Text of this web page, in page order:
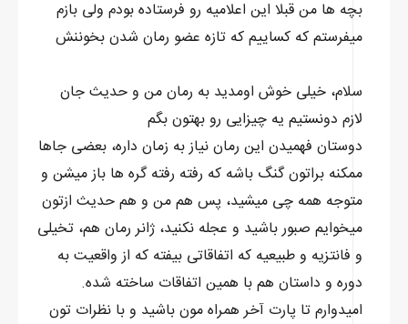
بچه ها من قبلا این اعلامیه رو فرستاده بودم ولی بازم
میفرستم که کساییم که تازه عضو رمان شدن بخوننش
سلام، خیلی خوش اومدید به رمان من و حدیث جان
لازم دونستیم یه چیزایی رو بهتون بگم
دوستان فهمیدن این رمان نیاز به زمان داره، بعضی جاها
ممکنه براتون گنگ باشه که رفته رفته گره ها باز میشن و
متوجه همه چی میشید، پس هم من و هم حدیث ازتون
میخوایم صبور باشید و عجله نکنید، ژانر رمان هم، تخیلی
و فانتزیه و طبیعیه که اتفاقاتی بیفته که از واقعیت به
دوره و داستان هم با همین اتفاقات ساخته شده.
امیدوارم تا پارت آخر همراه مون باشید و با نظرات تون